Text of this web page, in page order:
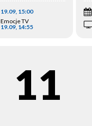
19.09, 15:00
Emocje TV
19.09, 14:55
11